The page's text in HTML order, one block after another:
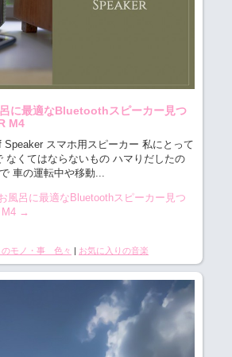
に最適なBluetoothスピーカー見つ
M4
Speaker スマホ用スピーカー 私にとって
なくてはならないもの ハマりだしたの
車の運転中や移動...
風呂に最適なBluetoothスピーカー見つ
→
のモノ・事 色々 | お気に入りの音楽